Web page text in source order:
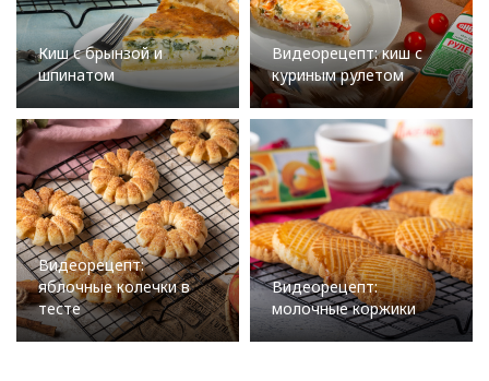
Киш с брынзой и
шпинатом
Видеорецепт: киш с
куриным рулетом
Видеорецепт:
яблочные колечки в
тесте
Видеорецепт:
молочные коржики